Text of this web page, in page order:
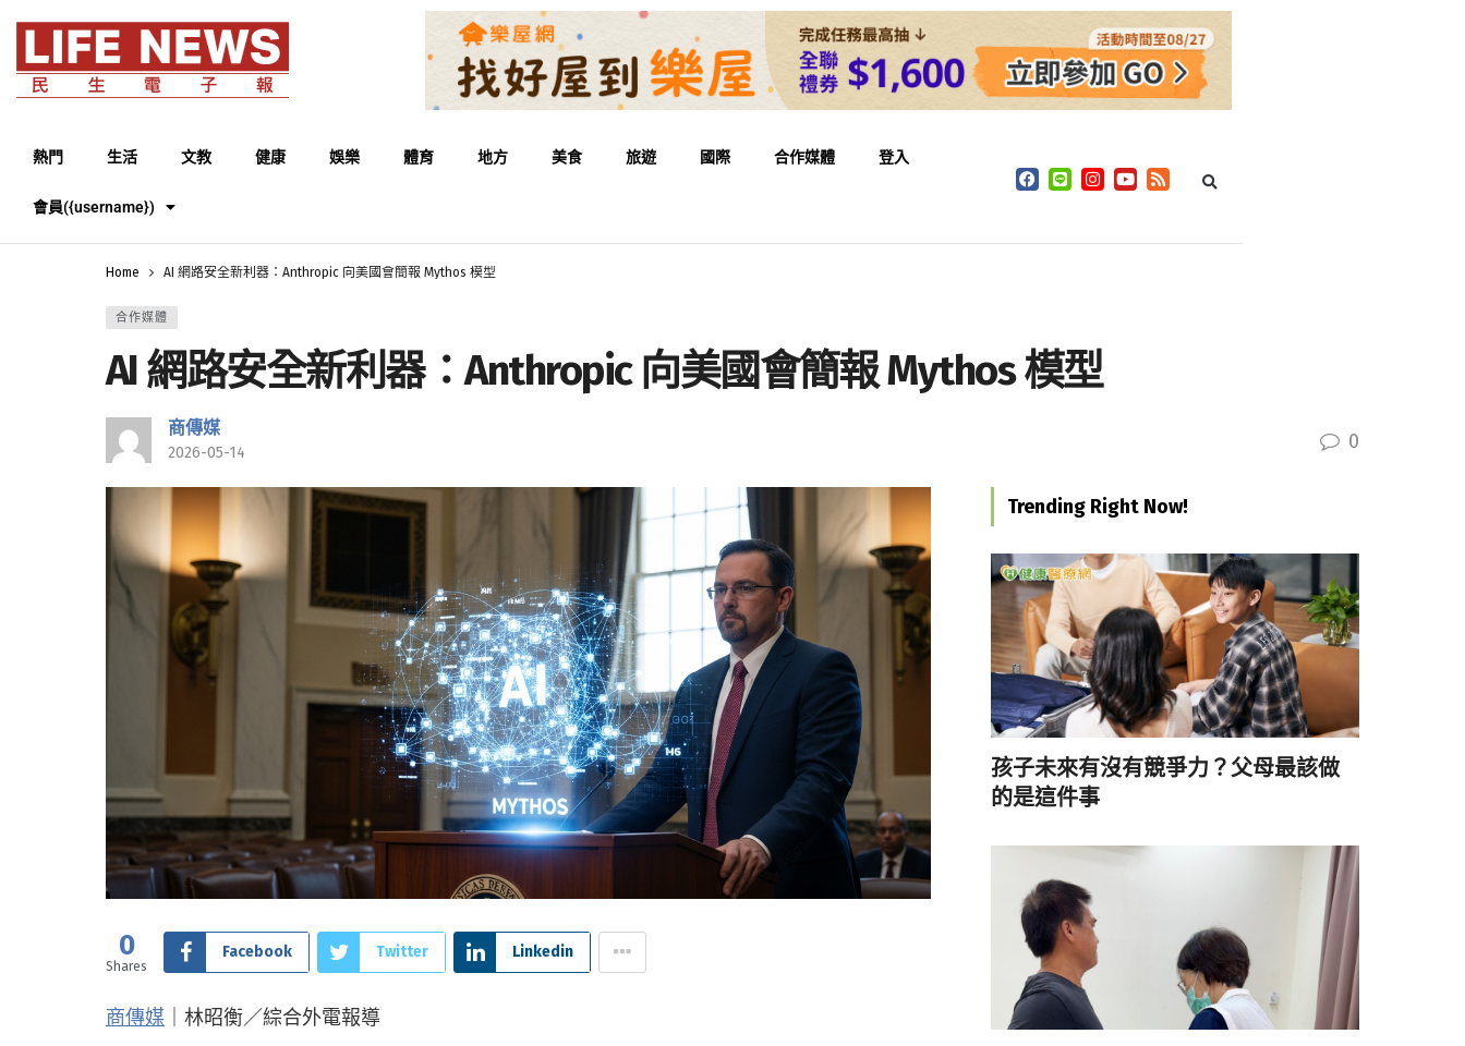
熱門 生活 文教 健康 娛樂 體育 地方 美食 旅遊 國際 合作媒體 登入
會員({username})
Home AI 網路安全新利器：Anthropic 向美國會簡報 Mythos 模型
合作媒體
AI 網路安全新利器：Anthropic 向美國會簡報 Mythos 模型
商傳媒
2026-05-14 0
0
Shares
Facebook Twitter Linkedin
商傳媒 ｜林昭衡／綜合外電報導
Trending Right Now!
孩子未來有沒有競爭力？父母最該做
的是這件事